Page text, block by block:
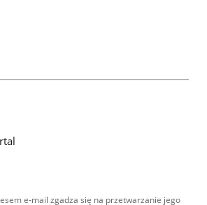
e-mail zgadza się na przetwarzanie jego